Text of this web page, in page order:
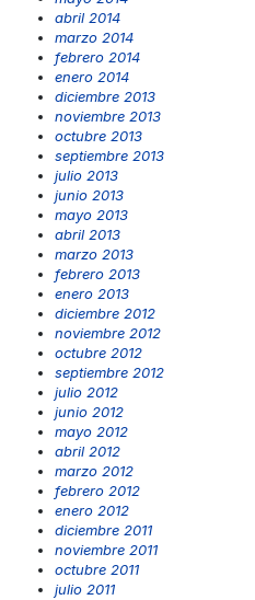
abril 2014
marzo 2014
febrero 2014
enero 2014
diciembre 2013
noviembre 2013
octubre 2013
septiembre 2013
julio 2013
junio 2013
mayo 2013
abril 2013
marzo 2013
febrero 2013
enero 2013
diciembre 2012
noviembre 2012
octubre 2012
septiembre 2012
julio 2012
junio 2012
mayo 2012
abril 2012
marzo 2012
febrero 2012
enero 2012
diciembre 2011
noviembre 2011
octubre 2011
julio 2011